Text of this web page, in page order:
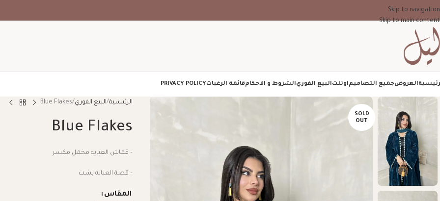
Skip to navigation
Skip to main content
العروضجميع التصاميماوتلتالبيع الفوريالشروط و الاحكامقائمة الرغباتPRIVACY POLICY
SOLD
OUT
الرئيسية البيع الفوري Blue Flakes
Blue Flakes
– قماش العبايه مخمل مكسر
– قصة العبايه بشت
المقاس